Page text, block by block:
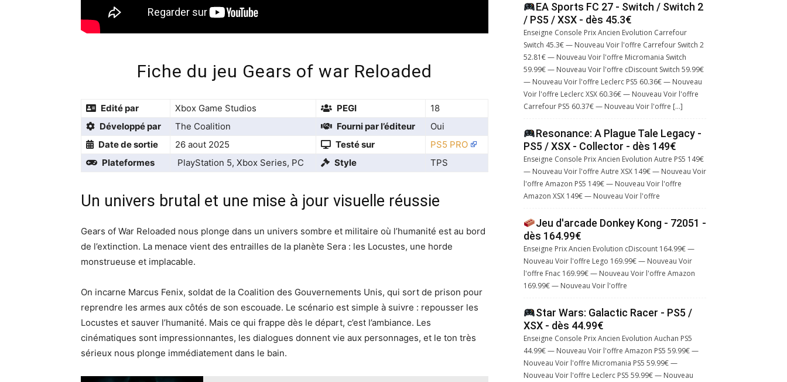
Fiche du jeu Gears of war Reloaded
Edité par Xbox Game Studios PEGI
18
Développé par
The Coalition Fourni par l’éditeur
Oui
Date de sortie
26 aout 2025 Testé sur
PS5 PRO
Plateformes
PlayStation 5, Xbox Series, PC Style TPS
Un univers brutal et une mise à jour visuelle réussie
Gears of War Reloaded nous plonge dans un univers sombre et militaire où l’humanité est au bord
de l’extinction. La menace vient des entrailles de la planète Sera : les Locustes, une horde
monstrueuse et implacable.
On incarne Marcus Fenix, soldat de la Coalition des Gouvernements Unis, qui sort de prison pour
reprendre les armes aux côtés de son escouade. Le scénario est simple à suivre : repousser les
Locustes et sauver l’humanité. Mais ce qui frappe dès le départ, c’est l’ambiance. Les
cinématiques sont impressionnantes, les dialogues donnent vie aux personnages, et le ton très
sérieux nous plonge immédiatement dans le bain.
EA Sports FC 27 - Switch / Switch 2
/ PS5 / XSX - dès 45.3€
Enseigne Console Prix Ancien Evolution Carrefour
Switch 45.3€ — Nouveau Voir l'offre Carrefour Switch 2
52.81€ — Nouveau Voir l'offre Micromania Switch
59.99€ — Nouveau Voir l'offre cDiscount Switch 59.99€
— Nouveau Voir l'offre Leclerc PS5 60.36€ — Nouveau
Voir l'offre Leclerc XSX 60.36€ — Nouveau Voir l'offre
Carrefour PS5 60.37€ — Nouveau Voir l'offre […]
Resonance: A Plague Tale Legacy -
PS5 / XSX - Collector - dès 149€
Enseigne Console Prix Ancien Evolution Autre PS5 149€
— Nouveau Voir l'offre Autre XSX 149€ — Nouveau Voir
l'offre Amazon PS5 149€ — Nouveau Voir l'offre
Amazon XSX 149€ — Nouveau Voir l'offre
Jeu d'arcade Donkey Kong - 72051 -
dès 164.99€
Enseigne Prix Ancien Evolution cDiscount 164.99€ —
Nouveau Voir l'offre Lego 169.99€ — Nouveau Voir
l'offre Fnac 169.99€ — Nouveau Voir l'offre Amazon
169.99€ — Nouveau Voir l'offre
Star Wars: Galactic Racer - PS5 /
XSX - dès 44.99€
Enseigne Console Prix Ancien Evolution Auchan PS5
44.99€ — Nouveau Voir l'offre Amazon PS5 59.99€ —
Nouveau Voir l'offre Micromania PS5 59.99€ —
Nouveau Voir l'offre Leclerc PS5 59.99€ — Nouveau